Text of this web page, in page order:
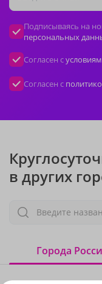
Подписываясь на
персональных
Согласен с
Согласен с
в других
Введите
Города